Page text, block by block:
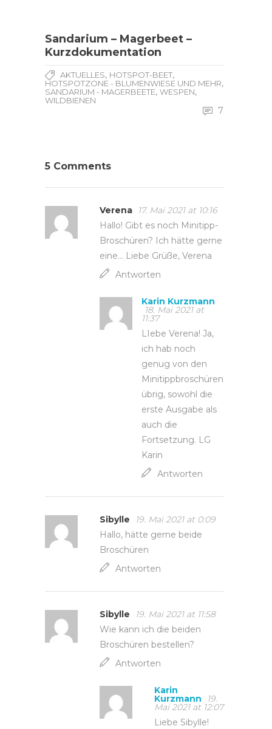
Sandarium – Magerbeet –
Kurzdokumentation
AKTUELLES, HOTSPOT-BEET,
HOTSPOTZONE - BLUMENWIESE UND MEHR,
SANDARIUM - MAGERBEETE, WESPEN,
WILDBIENEN
7
5 Comments
Verena
17. Mai 2021 at 10:16
Hallo! Gibt es noch Minitipp-
Broschüren? Ich hätte gerne
eine… Liebe Grüße, Verena
Antworten
Karin Kurzmann
18. Mai 2021 at
11:37
LIebe Verena! Ja,
ich hab noch
genug von den
Minitippbroschüren
übrig, sowohl die
erste Ausgabe als
auch die
Fortsetzung. LG
Karin
Antworten
Sibylle
19. Mai 2021 at 0:09
Hallo, hätte gerne beide
Broschüren
Antworten
Sibylle
19. Mai 2021 at 11:58
Wie kann ich die beiden
Broschüren bestellen?
Antworten
Karin
Kurzmann 19.
Mai 2021 at 12:07
Liebe Sibylle!